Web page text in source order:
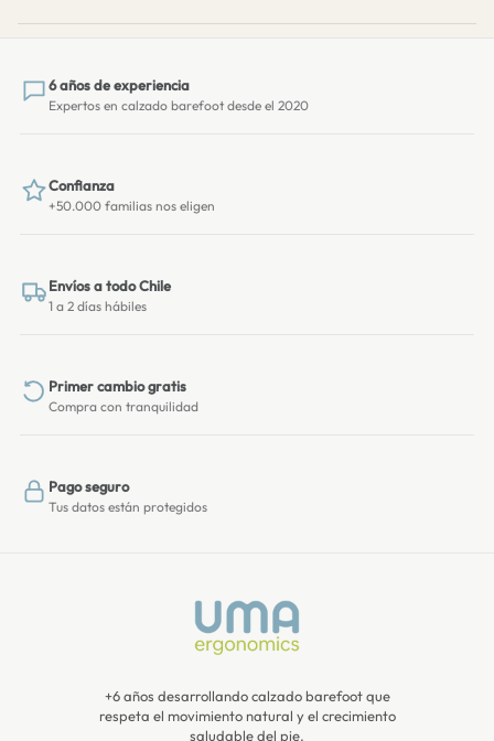
6 años de experiencia
Expertos en calzado barefoot desde el 2020
Confianza
+50.000 familias nos eligen
Envíos a todo Chile
1 a 2 días hábiles
Primer cambio gratis
Compra con tranquilidad
Pago seguro
Tus datos están protegidos
+6 años desarrollando calzado barefoot que
respeta el movimiento natural y el crecimiento
saludable del pie.